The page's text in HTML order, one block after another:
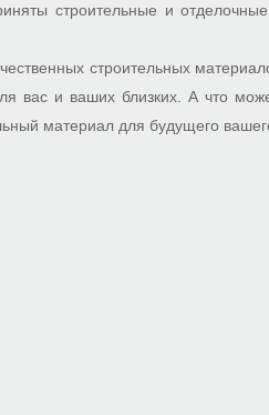
строительные и
строительных
вас и ваших близких. А что
материал для будущего